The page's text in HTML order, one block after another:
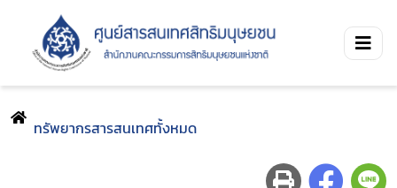
ทรัพยากรสารสนเทศทั้งหมด